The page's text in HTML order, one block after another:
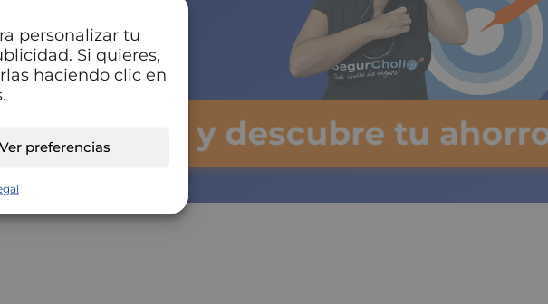
personalizar tu
Si quieres,
haciendo clic en
Ver preferencias Pulsa y descubre tu ahorro